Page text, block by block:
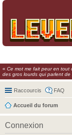
« Ce mot me fait peur en tout
des gros lourds qui parlent de
Raccourcis FAQ
Accueil du forum
Connexion